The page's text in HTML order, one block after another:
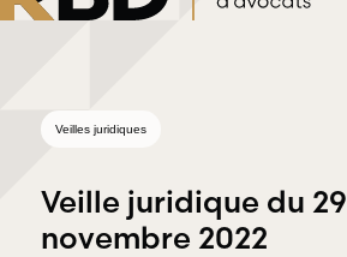
Veilles juridiques
Veille juridique du 29
novembre 2022